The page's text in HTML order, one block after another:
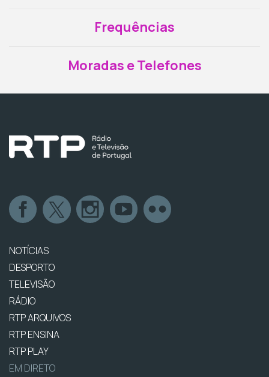
Frequências
Moradas e Telefones
NOTÍCIAS
DESPORTO
TELEVISÃO
RÁDIO
RTP ARQUIVOS
RTP ENSINA
RTP PLAY
EM DIRETO